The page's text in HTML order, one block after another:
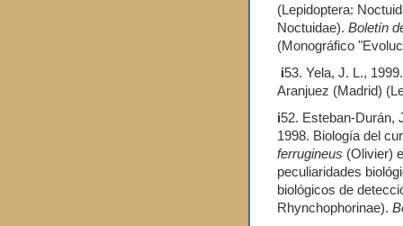
(Lepidoptera:
Noctuidae). Boletín
(Monográfico
i53. Yela, J. L.,
Aranjuez (Madrid)
i52. Esteban-Durán,
1998. Biología del
ferrugineus (Olivier)
peculiaridades
biológicos de
Rhynchophorinae).